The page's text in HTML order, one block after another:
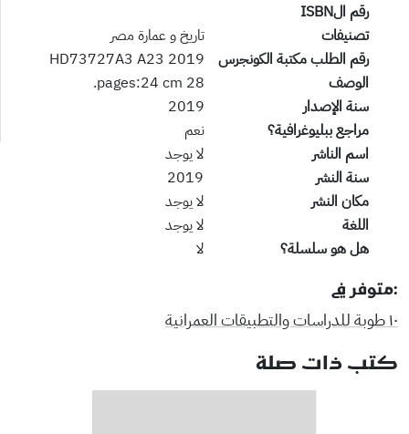
رقم الISBN
تصنيفات
تاريخ و عمارة مصر
رقم الطلب مكتبة الكونجرس
HD73727A3 A23 2019
الوصف
28 pages:24 cm.
سنة الإصدار
2019
مراجع ببليوغرافية؟
نعم
اسم الناشر
لا يوجد
سنة النشر
2019
مكان النشر
لا يوجد
اللغة
لا يوجد
هل هو سلسلة؟
لا
:متوفر في
١٠ طوبة للدراسات والتطبيقات العمرانية
كتب ذات صلة